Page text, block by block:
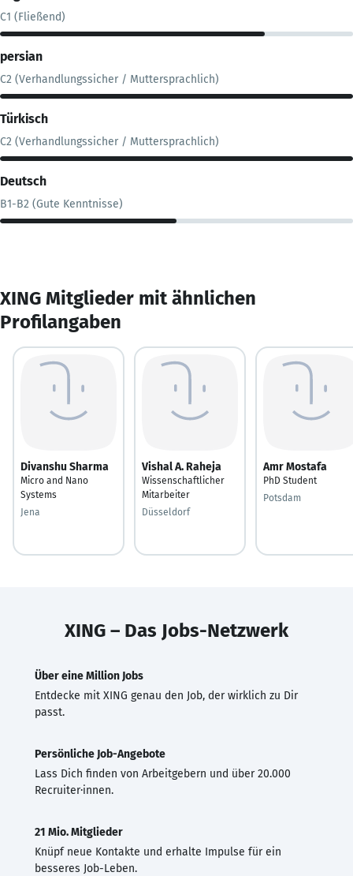
C1 (Fließend)
persian
C2 (Verhandlungssicher / Muttersprachlich)
Türkisch
C2 (Verhandlungssicher / Muttersprachlich)
Deutsch
B1-B2 (Gute Kenntnisse)
XING Mitglieder mit ähnlichen
Profilangaben
Divanshu Sharma
Micro and Nano
Systems
Jena
Vishal A. Raheja
Wissenschaftlicher
Mitarbeiter
Düsseldorf
Amr Mostafa
PhD Student
Potsdam
XING – Das Jobs-Netzwerk
Über eine Million Jobs
Entdecke mit XING genau den Job, der wirklich zu Dir
passt.
Persönliche Job-Angebote
Lass Dich finden von Arbeitgebern und über 20.000
Recruiter·innen.
21 Mio. Mitglieder
Knüpf neue Kontakte und erhalte Impulse für ein
besseres Job-Leben.